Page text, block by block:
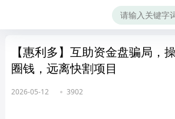
【惠利多】互助资金盘骗局，
圈钱，远离快割项目
2026-05-12 3902